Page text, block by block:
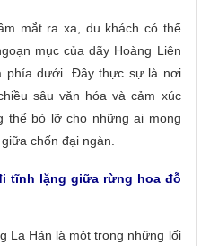
mắt ra xa, du khách có thể
mục của dãy Hoàng Liên
phía dưới. Đây thực sự là nơi
sâu văn hóa và cảm xúc
thể bỏ lỡ cho những ai mong
chốn đại ngàn.
tĩnh lặng giữa rừng hoa đỗ
La Hán là một trong những lối